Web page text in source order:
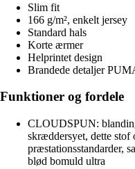
Slim fit
166 g/m², enkelt jersey
Standard hals
Korte ærmer
Helprintet design
Brandede detaljer
Funktioner og fordele
CLOUDSPUN:
skræddersyet, dette stof
præstationsstandarder,
blød bomuld ultra